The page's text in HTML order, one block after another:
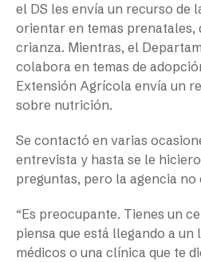
el DS les envía un recurso de
orientar en temas prenatales,
crianza. Mientras, el
colabora en temas de
Extensión Agrícola envía un
sobre nutrición.
Se contactó en varias
entrevista y hasta se le
preguntas, pero la agencia no
“Es preocupante. Tienes un
piensa que está llegando a un
médicos o una clínica que te